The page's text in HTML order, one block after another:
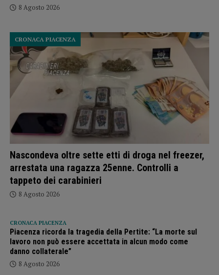
8 Agosto 2026
Nascondeva oltre sette etti di droga nel freezer,
arrestata una ragazza 25enne. Controlli a
tappeto dei carabinieri
CRONACA PIACENZA
8 Agosto 2026
CRONACA PIACENZA
Piacenza ricorda la tragedia della Pertite: “La morte sul
lavoro non può essere accettata in alcun modo come
danno collaterale”
8 Agosto 2026